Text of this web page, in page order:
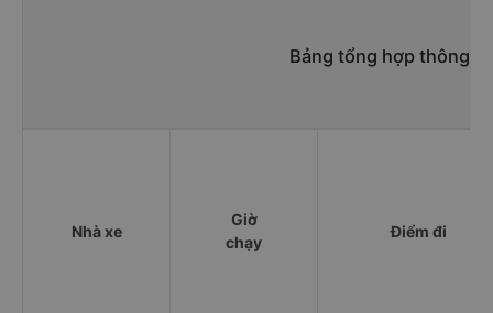
Bảng tổng hợp thông
Nhà xe
Giờ
chạy
Điểm đi